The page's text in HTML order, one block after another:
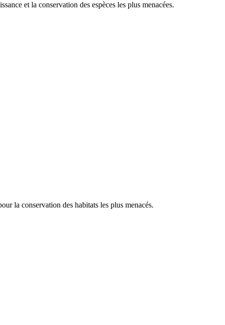
et la conservation des espèces les plus menacées.
la conservation des habitats les plus menacés.